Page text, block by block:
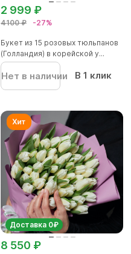
4100 ₽ -27%
2 999 ₽
Букет из 15 розовых тюльпанов
(Голландия) в корейской у...
Нет в наличии В 1 клик
Доставка 0₽
8 550 ₽